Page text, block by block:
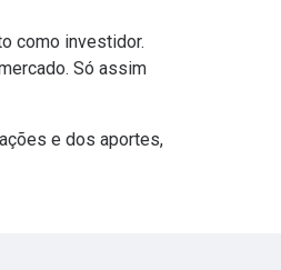
como investidor.
Só assim
e dos aportes,